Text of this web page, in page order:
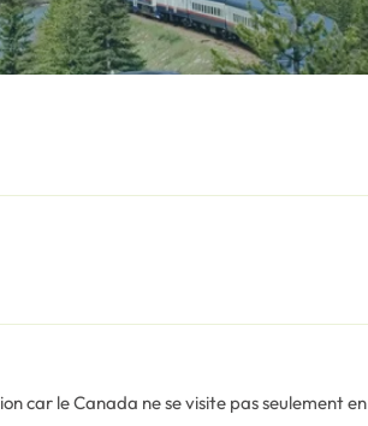
car le Canada ne se visite pas seulement en